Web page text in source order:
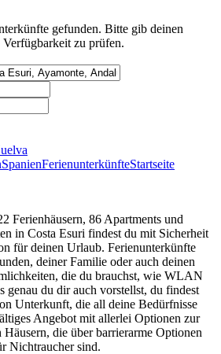
gefunden. Bitte gib deinen
zu prüfen.
SpanienFerienunterkünfteStartseite
Ferienhäusern, 86 Apartments und
in Costa Esuri findest du mit Sicherheit
für deinen Urlaub. Ferienunterkünfte
deiner Familie oder auch deinen
die du brauchst, wie WLAN
genau du dir auch vorstellst, du findest
Unterkunft, die all deine Bedürfnisse
Angebot mit allerlei Optionen zur
die über barrierarme Optionen
Nichtraucher sind.